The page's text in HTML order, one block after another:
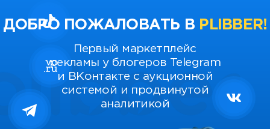
ДОБРО ПОЖАЛОВАТЬ В PLIBBER!
Первый маркетплейс
рекламы у блогеров Telegram
и ВКонтакте с аукционной
системой и продвинутой
аналитикой